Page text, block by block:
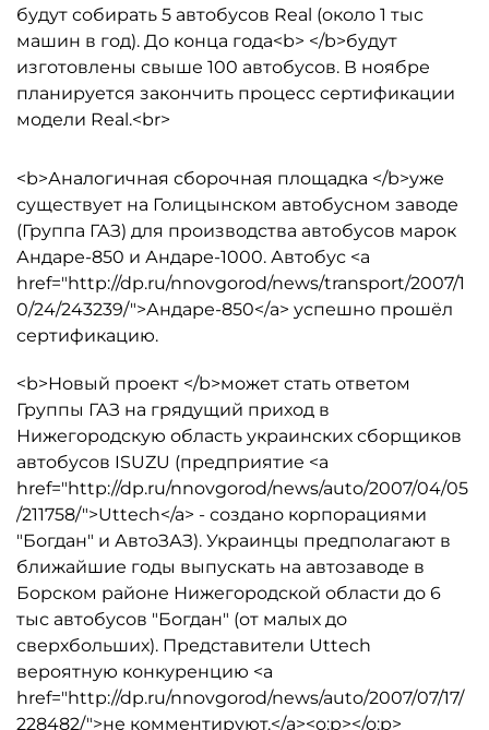
будут собирать 5 автобусов Real (около 1 тыс
машин в год). До конца года<b> </b>будут
изготовлены свыше 100 автобусов. В ноябре
планируется закончить процесс сертификации
модели Real.<br>
<b>Аналогичная сборочная площадка </b>уже
существует на Голицынском автобусном заводе
(Группа ГАЗ) для производства автобусов марок
Андаре-850 и Андаре-1000. Автобус <a
href="http://dp.ru/nnovgorod/news/transport/2007/1
0/24/243239/">Андаре-850</a> успешно прошёл
сертификацию.
<b>Новый проект </b>может стать ответом
Группы ГАЗ на грядущий приход в
Нижегородскую область украинских сборщиков
автобусов ISUZU (предприятие <a
href="http://dp.ru/nnovgorod/news/auto/2007/04/05
/211758/">Uttech</a> - создано корпорациями
"Богдан" и АвтоЗАЗ). Украинцы предполагают в
ближайшие годы выпускать на автозаводе в
Борском районе Нижегородской области до 6
тыс автобусов "Богдан" (от малых до
сверхбольших). Представители Uttech
вероятную конкуренцию <a
href="http://dp.ru/nnovgorod/news/auto/2007/07/17/
228482/">не комментируют.</a><o:p></o:p>